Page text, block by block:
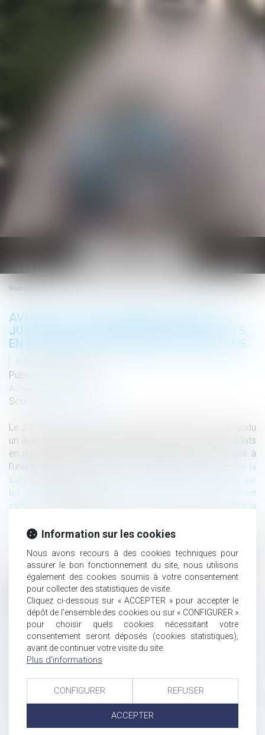
Vous êtes ici :
AVIS DE LA COUR INTERNATIONALE DE
JUSTICE SUR LES OBLIGATIONS DES ÉTATS
EN MATIÈRE DE CHANGEMENT CLIMATIQUE
Publié le :
Actualités altajuris
Source :
Le 23 juillet 2025, la Cour internationale de Justice a rendu
un avis consultatif très attendu sur les obligations des États
en matière de changement climatique. Cet avis, adopté à
l’unanimité par les juges de la Cour (fait rare dans…
Lire la
suite ›
Avis de la Cour internationale de Justice sur
les obligations des États en matière de changement
climatique
Lire la
Historique
Acte unique de cautionnement conclu par des époux et
engagement des biens communs
Chaine de contrats et garantie des vices cachés : précisions
sur l’appréciation de la connaissance du vice
Secret professionnel de l’avocat : une protection à deux
vitesses ?
Proposition de loi visant à réformer le régime de la
responsabilité civile et à améliorer l’indemnisation des
Information sur les cookies
Nous avons recours à des cookies techniques pour
assurer le bon fonctionnement du site, nous utilisons
également des cookies soumis à votre consentement
pour collecter des statistiques de visite.
Cliquez ci-dessous sur « ACCEPTER » pour accepter le
dépôt de l'ensemble des cookies ou sur « CONFIGURER »
pour choisir quels cookies nécessitant votre
consentement seront déposés (cookies statistiques),
avant de continuer votre visite du site.
Plus d'informations
CONFIGURER REFUSER
ACCEPTER